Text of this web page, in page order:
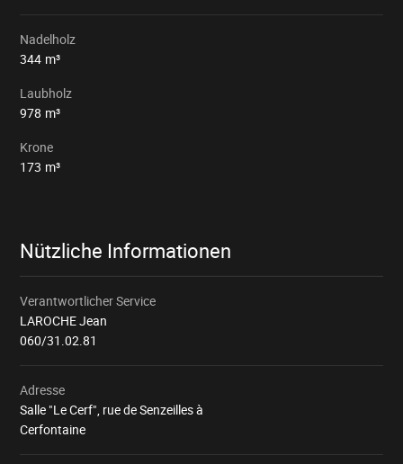
Nadelholz
344 m³
Laubholz
978 m³
Krone
173 m³
Nützliche Informationen
Verantwortlicher Service
LAROCHE Jean
060/31.02.81
Adresse
Salle "Le Cerf", rue de Senzeilles à
Cerfontaine